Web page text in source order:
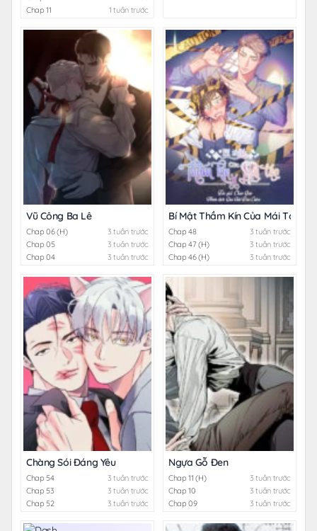
Chap 11
1 tuần trước
Vũ Công Ba Lê
Chap 06 (H)
3 tuần trước
Chap 05
3 tuần trước
Chap 04
3 tuần trước
Bí Mật Thầm Kín Của Mái Tóc
Chap 48
3 tuần trước
Chap 47 (H)
3 tuần trước
Chap 46 (H)
3 tuần trước
Chàng Sói Đáng Yêu
Chap 54
3 tuần trước
Chap 53
3 tuần trước
Chap 52
3 tuần trước
Ngựa Gỗ Đen
Chap 11 (H)
3 tuần trước
Chap 10
3 tuần trước
Chap 09
3 tuần trước